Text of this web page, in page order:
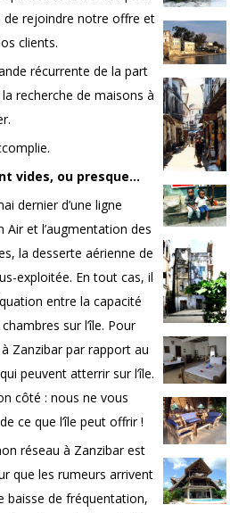
de rejoindre notre offre et
clients.
récurrente de la part
recherche de maisons à
vides, ou presque…
dernier d’une ligne
et l’augmentation des
la desserte aérienne de
exploitée. En tout cas, il
entre la capacité
sur l’île. Pour
Zanzibar par rapport au
peuvent atterrir sur l’île.
côté : nous ne vous
ce que l’île peut offrir !
réseau à Zanzibar est
que les rumeurs arrivent
baisse de fréquentation,